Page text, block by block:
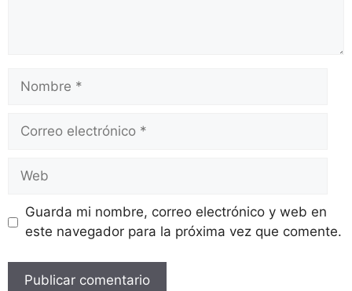
Guarda mi nombre, correo electrónico y web en
este navegador para la próxima vez que comente.